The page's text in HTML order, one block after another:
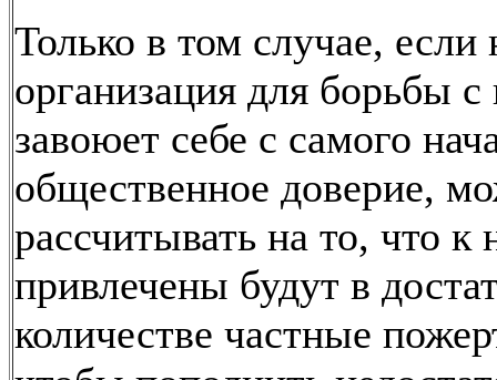
Только в том случае, если
организация для борьбы с
завоюет себе с самого
общественное доверие,
рассчитывать на то, что к
привлечены будут в
количестве частные